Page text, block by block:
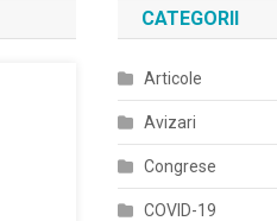
CATEGORII
Articole
Avizari
Congrese
COVID-19